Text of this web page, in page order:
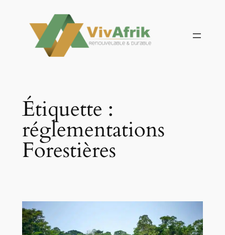
contenu
Étiquette :
réglementations
Forestières